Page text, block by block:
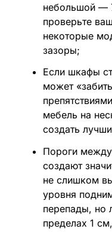
небольшой —
проверьте
некоторые
зазоры;
Если шкафы
может
мебель на
создать
Пороги между
создают
не слишком
уровня
перепады, но
пределах 1